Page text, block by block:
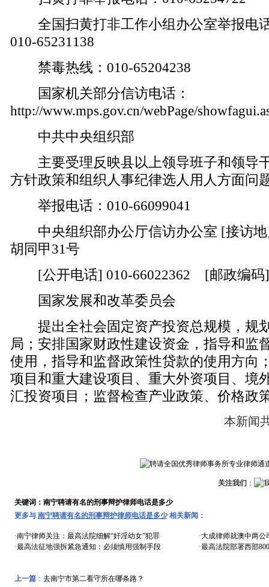
全国扫黄打非工作小组办公室举报电话
010-65231138
禁毒热线：010-65204238
国家机关部分信访电话：
http://www.mps.gov.cn/webPage/
中共中央组织部
主要受理反映县以上领导班子和领导
方针政策和组织人事纪律选人用人方面问
举报电话：010-66099041
中央组织部办公厅信访办公室 [接访地
胡同甲31号
[公开电话] 010-66022362 [邮政编码]
国家发展和改革委员会
提出全社会固定资产投资总规模，规
局；安排国家财政性建设资金，指导和监
使用，指导和监督政策性贷款的使用方向
项目和重大建设项目、重大外资项目、境
汇投资项目；监督检查产业政策、价格政
本新闻
关注我们 ：
关键词：南宁聘请有名的刑事辩护律师电话是多少
更多与 南宁聘请有名的刑事辩护律师电话是多少相关新闻：
·南宁律师关注：最高法院细解“奸淫幼女”犯罪 ·大成律师就澳中两公
·最高法征地强拆紧急通知：必须慎用强制手段 ·最高法院部署西部
上一篇： 去南宁市第二看守所在哪条路？